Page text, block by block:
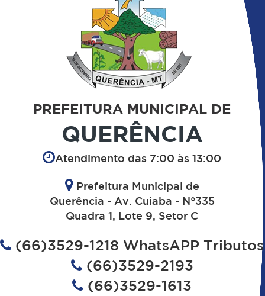
PREFEITURA MUNICIPAL DE
QUERÊNCIA
Atendimento das 7:00 às 13:00
Prefeitura Municipal de
Querência - Av. Cuiaba - N°335
Quadra 1, Lote 9, Setor C
(66)3529-1218 WhatsAPP Tributos
(66)3529-2193
(66)3529-1613